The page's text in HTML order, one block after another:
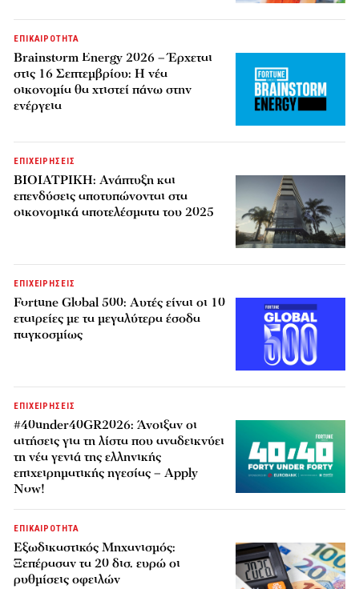
ΕΠΙΚΑΙΡΟΤΗΤΑ
Brainstorm Energy 2026 – Έρχεται
στις 16 Σεπτεμβρίου: Η νέα
οικονομία θα χτιστεί πάνω στην
ενέργεια
ΕΠΙΧΕΙΡΗΣΕΙΣ
ΒΙΟΙΑΤΡΙΚΗ: Ανάπτυξη και
επενδύσεις αποτυπώνονται στα
οικονομικά αποτελέσματα του 2025
ΕΠΙΧΕΙΡΗΣΕΙΣ
Fortune Global 500: Αυτές είναι οι 10
εταιρείες με τα μεγαλύτερα έσοδα
παγκοσμίως
ΕΠΙΧΕΙΡΗΣΕΙΣ
#40under40GR2026: Άνοιξαν οι
αιτήσεις για τη λίστα που αναδεικνύει
τη νέα γενιά της ελληνικής
επιχειρηματικής ηγεσίας – Apply
Now!
ΕΠΙΚΑΙΡΟΤΗΤΑ
Εξωδικαστικός Μηχανισμός:
Ξεπέρασαν τα 20 δισ. ευρώ οι
ρυθμίσεις οφειλών